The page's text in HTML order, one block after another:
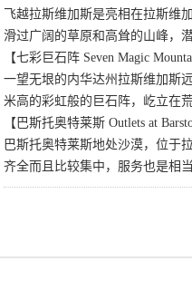
飞越拉斯维加斯是亮相在拉斯
滑过广阔的草原和高耸的山峰，
【七彩巨石阵 Seven Magic
一望无垠的内华达州拉斯维加斯
米高的彩虹般的巨石阵，屹立在
【巴斯托奥特莱斯 Outlets at
巴斯托奥特莱斯地处沙漠，位于
齐全而且比较集中，服务也是相